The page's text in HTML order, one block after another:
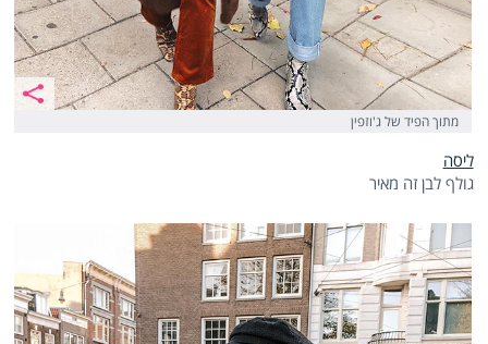
מתוך הפיד של ג'וזפין
ליסה
גולף לבן זה מאיר